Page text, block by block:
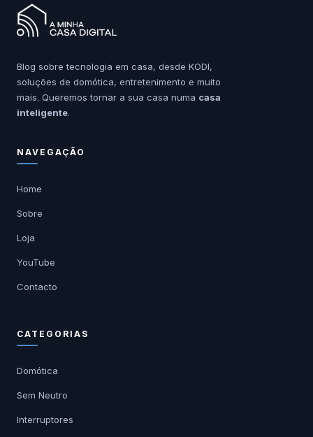
Blog sobre tecnologia em casa, desde KODI,
soluções de domótica, entretenimento e muito
mais. Queremos tornar a sua casa numa casa
inteligente.
NAVEGAÇÃO
Home
Sobre
Loja
YouTube
Contacto
CATEGORIAS
Domótica
Sem Neutro
Interruptores